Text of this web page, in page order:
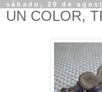
sábado, 29 de
UN COLOR,